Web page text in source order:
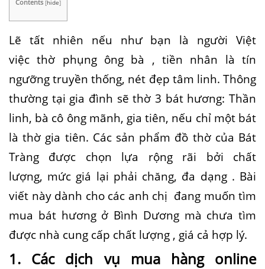
Contents [hide]
Lẽ tất nhiên nếu như bạn là người Việt
việc thờ phụng ông bà , tiền nhân là tín
ngưỡng truyền thống, nét đẹp tâm linh. Thông
thường tại gia đình sẽ thờ 3 bát hương: Thần
linh, bà cô ông mãnh, gia tiên, nếu chỉ một bát
là thờ gia tiên. Cácsản phẩm đồ thờ của Bát
Tràng được chọn lựa rộng rãi bởi chất
lượng, mức giá lại phải chăng, đa dạng . Bài
viết này dành cho các anh chị đang muốn tìm
mua bát hương ở Bình Dương mà chưa tìm
được nhà cung cấp chất lượng , giá cả hợp lý.
1. Các dịch vụ mua hàng online